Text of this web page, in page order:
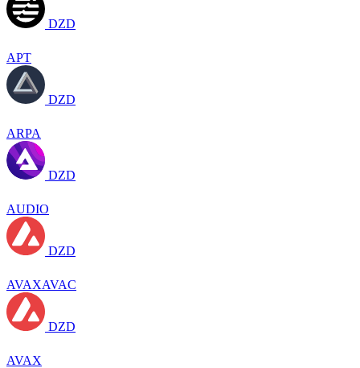
DZD
APT
DZD
ARPA
DZD
AUDIO
DZD
AVAXAVAC
DZD
AVAX